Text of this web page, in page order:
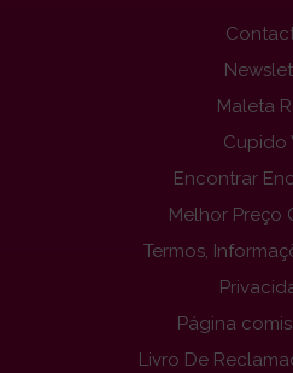
Maleta
Cupido
Encontrar
Melhor Preço
Termos,
Página
Livro De